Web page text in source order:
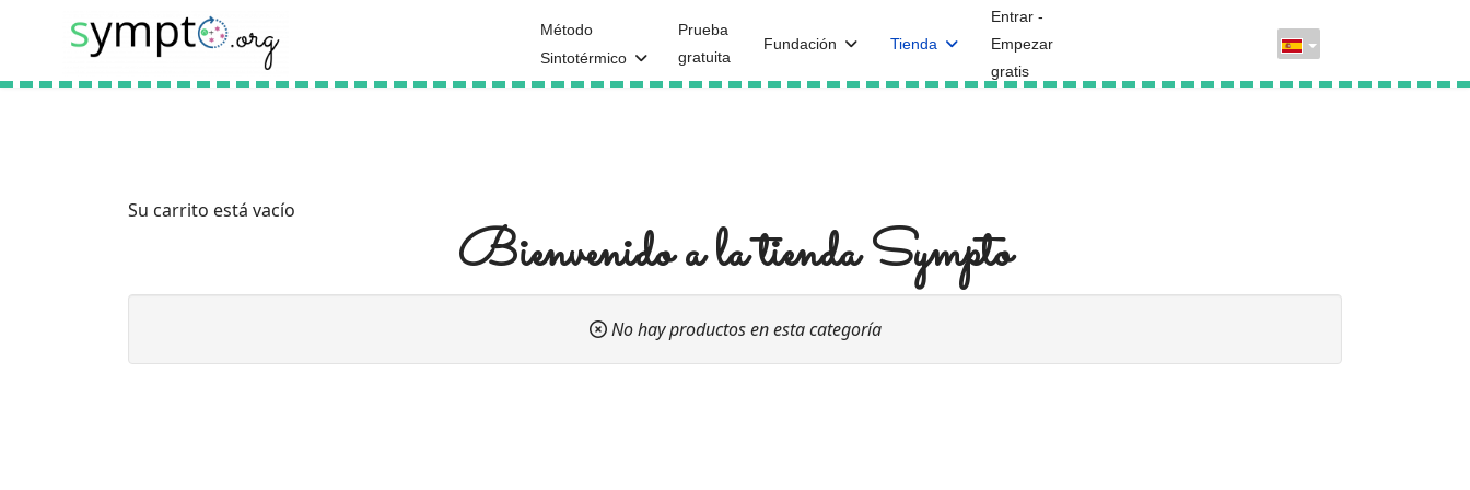
Método
Sintotérmico
Prueba
gratuita
Fundación Tienda
Entrar -
Empezar
gratis
Su carrito está vacío
Bienvenido a la tienda Sympto
No hay productos en esta categoría